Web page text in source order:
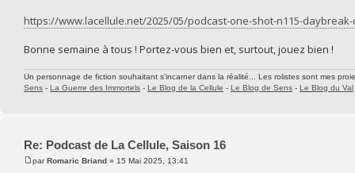
https://www.lacellule.net/2025/05/podcast-one-shot-n115-
Bonne semaine à tous ! Portez-vous bien et, surtout, jouez bien !
Un personnage de fiction souhaitant s'incarner dans la réalité... Les rolistes sont mes
Sens - La Guerre des Immortels - Le Blog de la Cellule - Le Blog de Sens - Le Blog du Val
Re: Podcast de La Cellule, Saison 16
parRomaric Briand » 15 Mai 2025, 13:41